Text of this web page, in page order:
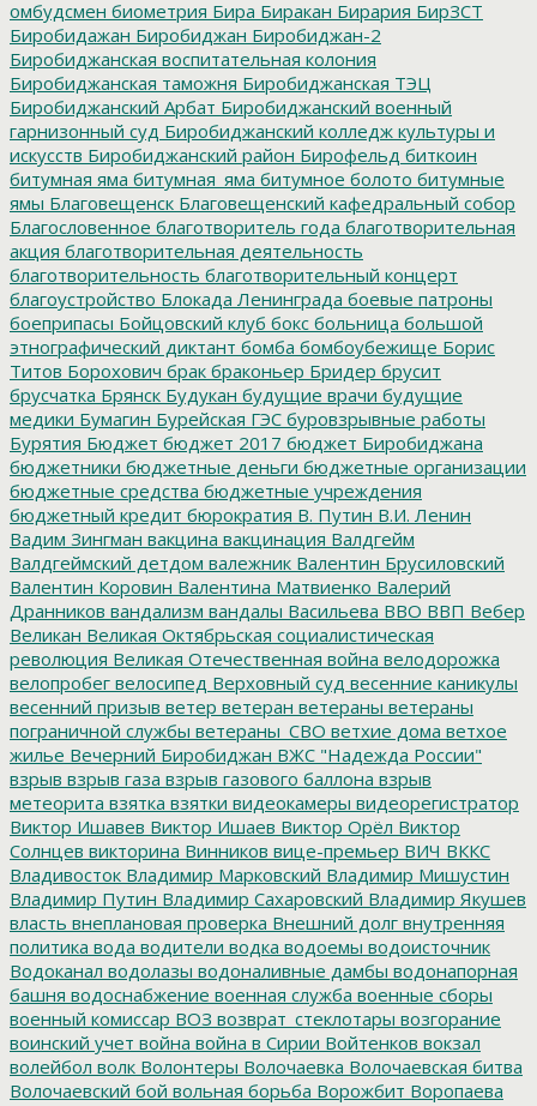
омбудсмен биометрия Бира Биракан Бирария БирЗСТ
Биробидажан Биробиджан Биробиджан-2
Биробиджанская воспитательная колония
Биробиджанская таможня Биробиджанская ТЭЦ
Биробиджанский Арбат Биробиджанский военный
гарнизонный суд Биробиджанский колледж культуры и
искусств Биробиджанский район Бирофельд биткоин
битумная яма битумная_яма битумное болото битумные
ямы Благовещенск Благовещенский кафедральный собор
Благословенное благотворитель года благотворительная
акция благотворительная деятельность
благотворительность благотворительный концерт
благоустройство Блокада Ленинграда боевые патроны
боеприпасы Бойцовский клуб бокс больница большой
этнографический диктант бомба бомбоубежище Борис
Титов Борохович брак браконьер Бридер брусит
брусчатка Брянск Будукан будущие врачи будущие
медики Бумагин Бурейская ГЭС буровзрывные работы
Бурятия Бюджет бюджет 2017 бюджет Биробиджана
бюджетники бюджетные деньги бюджетные организации
бюджетные средства бюджетные учреждения
бюджетный кредит бюрократия В. Путин В.И. Ленин
Вадим Зингман вакцина вакцинация Валдгейм
Валдгеймский детдом валежник Валентин Брусиловский
Валентин Коровин Валентина Матвиенко Валерий
Дранников вандализм вандалы Васильева ВВО ВВП Вебер
Великан Великая Октябрьская социалистическая
революция Великая Отечественная война велодорожка
велопробег велосипед Верховный суд весенние каникулы
весенний призыв ветер ветеран ветераны ветераны
пограничной службы ветераны_СВО ветхие дома ветхое
жилье Вечерний Биробиджан ВЖС "Надежда России"
взрыв взрыв газа взрыв газового баллона взрыв
метеорита взятка взятки видеокамеры видеорегистратор
Виктор Ишавев Виктор Ишаев Виктор Орёл Виктор
Солнцев викторина Винников вице-премьер ВИЧ ВККС
Владивосток Владимир Марковский Владимир Мишустин
Владимир Путин Владимир Сахаровский Владимир Якушев
власть внеплановая проверка Внешний долг внутренняя
политика вода водители водка водоемы водоисточник
Водоканал водолазы водоналивные дамбы водонапорная
башня водоснабжение военная служба военные сборы
военный комиссар ВОЗ возврат_стеклотары возгорание
воинский учет война война в Сирии Войтенков вокзал
волейбол волк Волонтеры Волочаевка Волочаевская битва
Волочаевский бой вольная борьба Ворожбит Воропаева